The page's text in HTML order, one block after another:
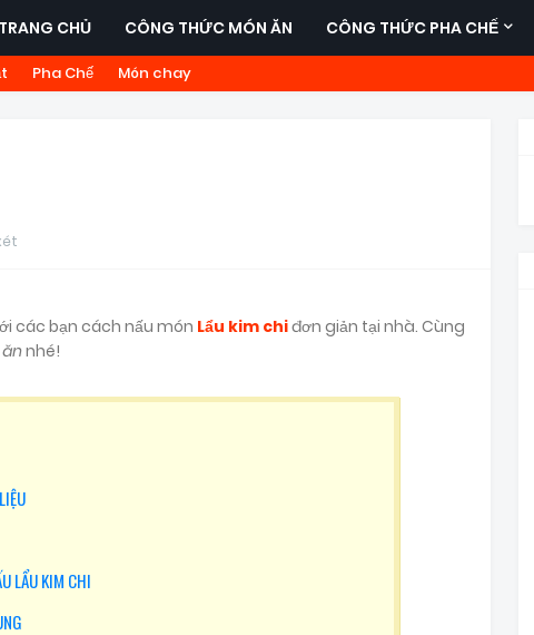
TRANG CHỦ CÔNG THỨC MÓN ĂN CÔNG THỨC PHA CHẾ
Pha Chế Món chay
các bạn cách nấu món Lẩu kim chiđơn giản tại nhà. Cùng
nhé!
LẨU KIM CHI